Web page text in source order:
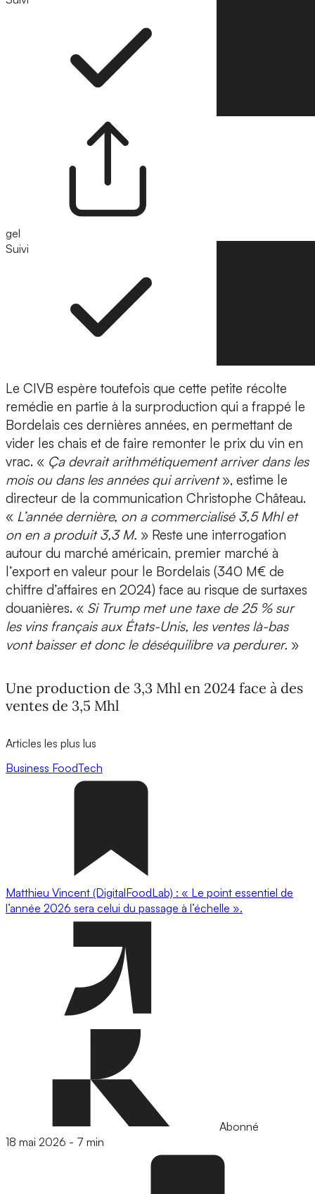
gel
Suivi
Le CIVB espère toutefois que cette petite récolte
remédie en partie à la surproduction qui a frappé le
Bordelais ces dernières années, en permettant de
vider les chais et de faire remonter le prix du vin en
vrac. « Ça devrait arithmétiquement arriver dans les
mois ou dans les années qui arrivent», estime le
directeur de la communication Christophe Château.
« L’année dernière, on a commercialisé 3,5 Mhl et
on en a produit 3,3 M. » Reste une interrogation
autour du marché américain, premier marché à
l’export en valeur pour le Bordelais (340 M€ de
chiffre d’affaires en 2024) face au risque de surtaxes
douanières. « Si Trump met une taxe de 25 % sur
les vins français aux États-Unis, les ventes là-bas
vont baisser et donc le déséquilibre va perdurer. »
Une production de 3,3 Mhl en 2024 face à des
ventes de 3,5 Mhl
Articles les plus lus
Business FoodTech
Matthieu Vincent (DigitalFoodLab) : « Le point essentiel de
l’année 2026 sera celui du passage à l’échelle ».
Abonné
18 mai 2026 - 7 min